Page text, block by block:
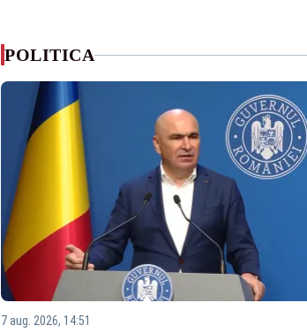
POLITICA
7 aug. 2026, 14:51